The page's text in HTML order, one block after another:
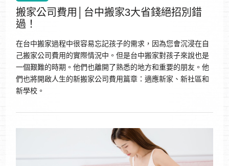
搬家公司費用│台中搬家3大省錢絕招別錯
過！
在台中搬家過程中很容易忘記孩子的需求，因為您會沉浸在自
己搬家公司費用的實際情況中。但是台中搬家對孩子來說也是
一個艱難的時期。他們也離開了熟悉的地方和重要的朋友。他
們也將開啟人生的新搬家公司費用篇章：適應新家、新社區和
新學校。